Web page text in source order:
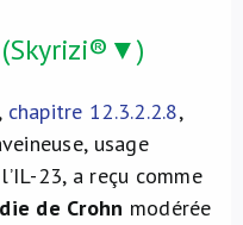
(Skyrizi®▼)
chapitre 12.3.2.2.8,
usage
23, a reçu comme
de Crohn modérée